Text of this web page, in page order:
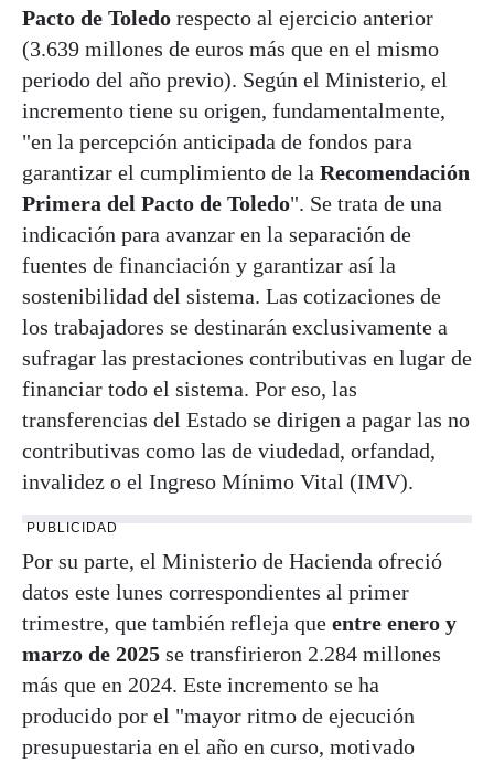
Pacto de Toledo respecto al ejercicio anterior
(3.639 millones de euros más que en el mismo
periodo del año previo). Según el Ministerio, el
incremento tiene su origen, fundamentalmente,
"en la percepción anticipada de fondos para
garantizar el cumplimiento de la Recomendación
Primera del Pacto de Toledo". Se trata de una
indicación para avanzar en la separación de
fuentes de financiación y garantizar así la
sostenibilidad del sistema. Las cotizaciones de
los trabajadores se destinarán exclusivamente a
sufragar las prestaciones contributivas en lugar de
financiar todo el sistema. Por eso, las
transferencias del Estado se dirigen a pagar las no
contributivas como las de viudedad, orfandad,
invalidez o el Ingreso Mínimo Vital (IMV).
PUBLICIDAD
Por su parte, el Ministerio de Hacienda ofreció
datos este lunes correspondientes al primer
trimestre, que también refleja que entre enero y
marzo de 2025 se transfirieron 2.284 millones
más que en 2024. Este incremento se ha
producido por el "mayor ritmo de ejecución
presupuestaria en el año en curso, motivado